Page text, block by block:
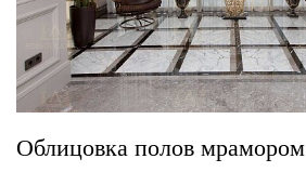
Облицовка полов мрамором